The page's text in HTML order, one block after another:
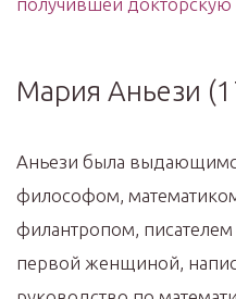
получившей докторскую
Мария Аньези
Аньези была
философом,
филантропом, писателем
первой женщиной,